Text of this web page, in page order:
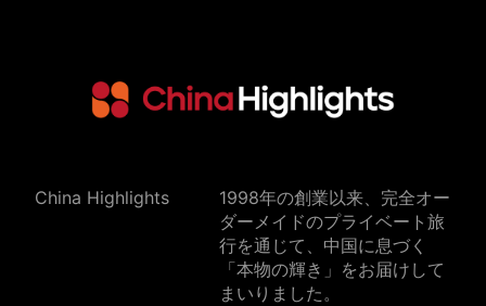
China Highlights
1998年の創業以来、完全オー
ダーメイドのプライベート旅
行を通じて、中国に息づく
「本物の輝き」をお届けして
まいりました。